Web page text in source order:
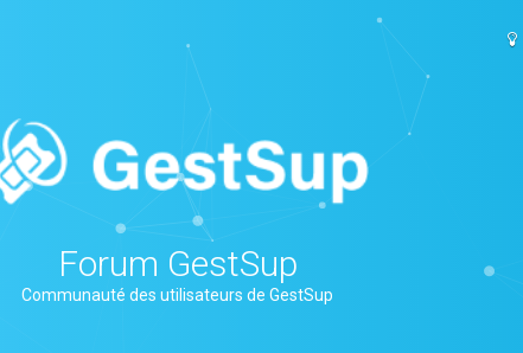
Forum GestSup
Communauté des utilisateurs de GestSup